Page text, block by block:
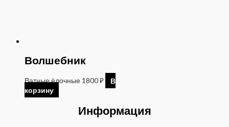
Волшебник
Ватные ёлочные 1800₽
В
корзину
Информация